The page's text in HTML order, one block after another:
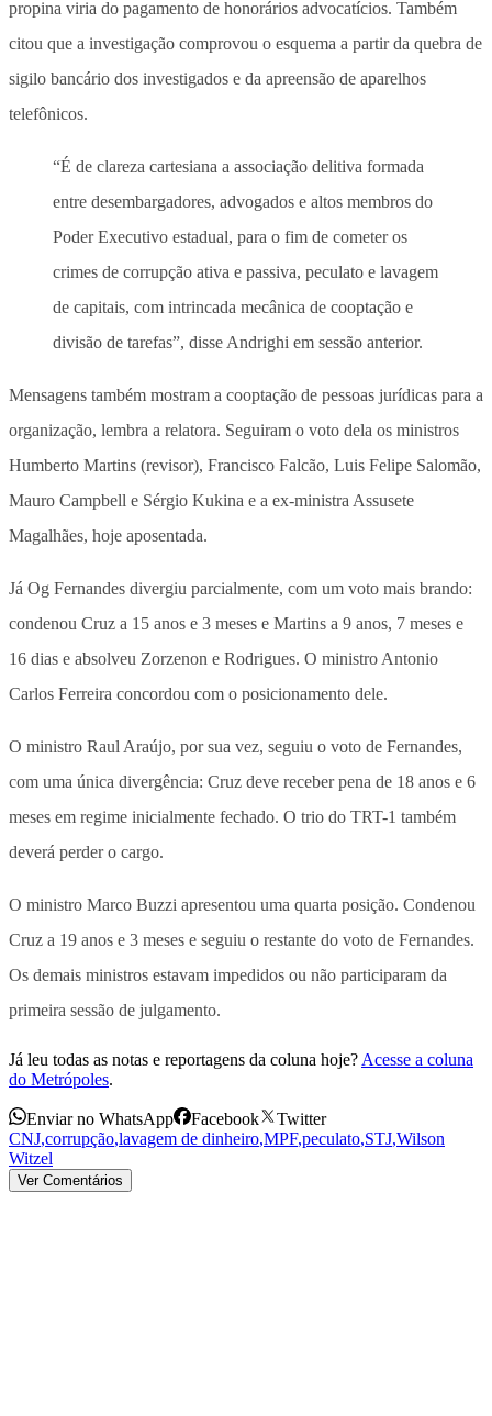
propina viria do pagamento de honorários advocatícios. Também
citou que a investigação comprovou o esquema a partir da quebra de
sigilo bancário dos investigados e da apreensão de aparelhos
telefônicos.
“É de clareza cartesiana a associação delitiva formada
entre desembargadores, advogados e altos membros do
Poder Executivo estadual, para o fim de cometer os
crimes de corrupção ativa e passiva, peculato e lavagem
de capitais, com intrincada mecânica de cooptação e
divisão de tarefas”, disse Andrighi em sessão anterior.
Mensagens também mostram a cooptação de pessoas jurídicas para a
organização, lembra a relatora. Seguiram o voto dela os ministros
Humberto Martins (revisor), Francisco Falcão, Luis Felipe Salomão,
Mauro Campbell e Sérgio Kukina e a ex-ministra Assusete
Magalhães, hoje aposentada.
Já Og Fernandes divergiu parcialmente, com um voto mais brando:
condenou Cruz a 15 anos e 3 meses e Martins a 9 anos, 7 meses e
16 dias e absolveu Zorzenon e Rodrigues. O ministro Antonio
Carlos Ferreira concordou com o posicionamento dele.
O ministro Raul Araújo, por sua vez, seguiu o voto de Fernandes,
com uma única divergência: Cruz deve receber pena de 18 anos e 6
meses em regime inicialmente fechado. O trio do TRT-1 também
deverá perder o cargo.
O ministro Marco Buzzi apresentou uma quarta posição. Condenou
Cruz a 19 anos e 3 meses e seguiu o restante do voto de Fernandes.
Os demais ministros estavam impedidos ou não participaram da
primeira sessão de julgamento.
Já leu todas as notas e reportagens da coluna hoje? Acesse a coluna
do Metrópoles.
Enviar no WhatsApp Facebook
Twitter
CNJ,corrupção,lavagem de dinheiro,MPF,peculato,STJ,Wilson
Witzel
Ver Comentários